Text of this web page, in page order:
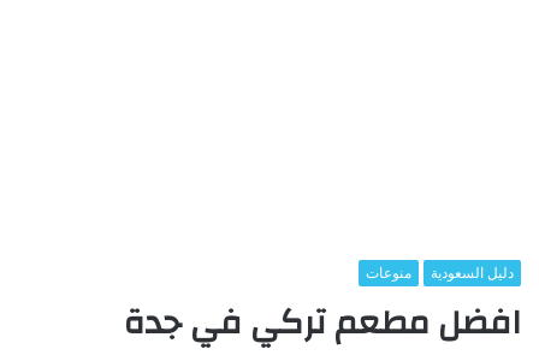
دليل السعودية منوعات
افضل مطعم تركي في جدة